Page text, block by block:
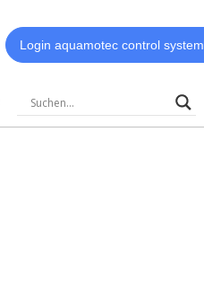
Login aquamotec control system